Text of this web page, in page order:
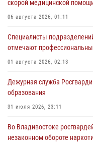
скорой медицинской
06 августа 2026, 01:11
Специалисты
отмечают
01 августа 2026, 02:13
Дежурная служба
образования
31 июля 2026, 23:11
Во Владивостоке
незаконном обороте